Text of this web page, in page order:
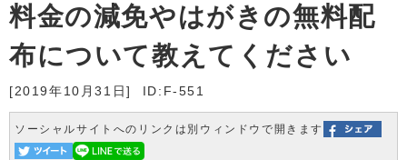
料金の減免やはがきの無料配
布について教えてください
[2019年10月31日] ID:F-551
ソーシャルサイトへのリンクは別ウィンドウで開きます